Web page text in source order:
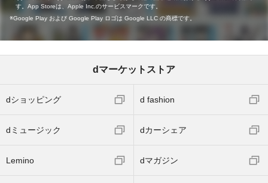
す。App Storeは、Apple Inc.のサービスマークです。
Google Play および Google Play ロゴは Google LLC の商標です。
dマーケットストア
dショッピング d fashion
dミュージック dカーシェア
Lemino dマガジン